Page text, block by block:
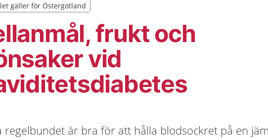
frukt och
vid
gäller för Östergötland
gäller för Östergötland
regelbundet är bra för att hålla blodsockret på en